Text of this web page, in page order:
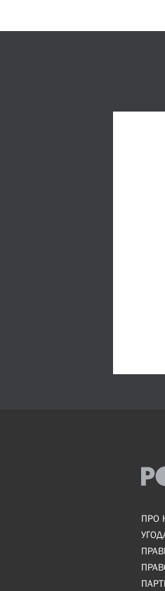
ПРО